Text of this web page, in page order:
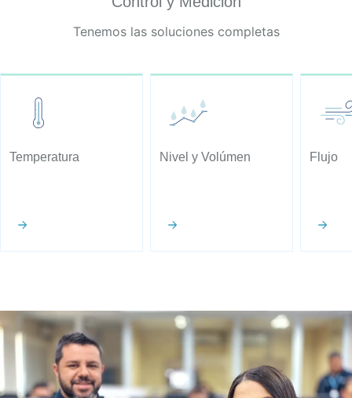
Tenemos las soluciones completas
Temperatura Nivel y Volúmen Flujo